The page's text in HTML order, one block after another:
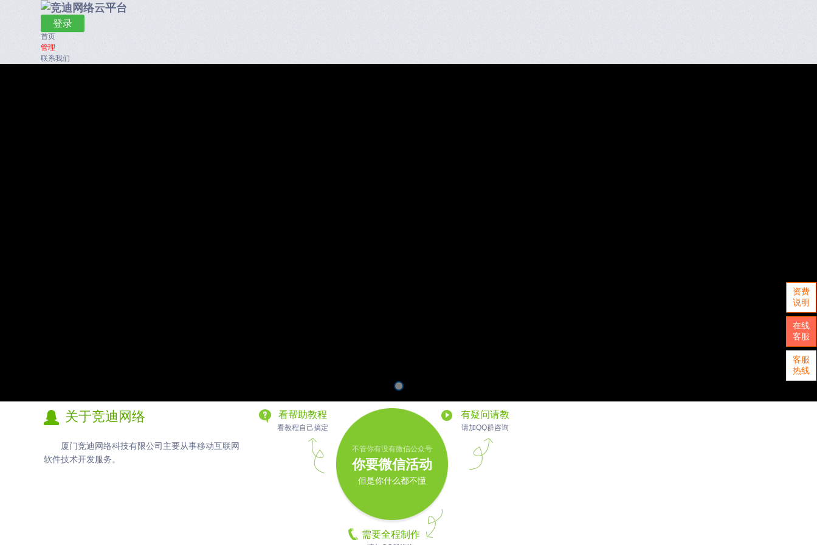
登录
首页
管理
联系我们
关于竞迪网络
厦门竞迪网络科技有限公司 主要从事移动互联网
软件技术开发服务。
不管你有没有微信公众号
你要微信活动
但是你什么都不懂
看帮助教程
看教程自己搞定
有疑问请教
请加QQ群咨询
需要全程制作
资费
说明
在线
客服
客服
热线